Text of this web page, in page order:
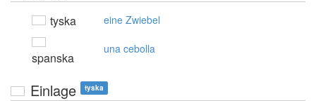
tyska eine Zwiebel
spanska
una cebolla
Einlage tyska